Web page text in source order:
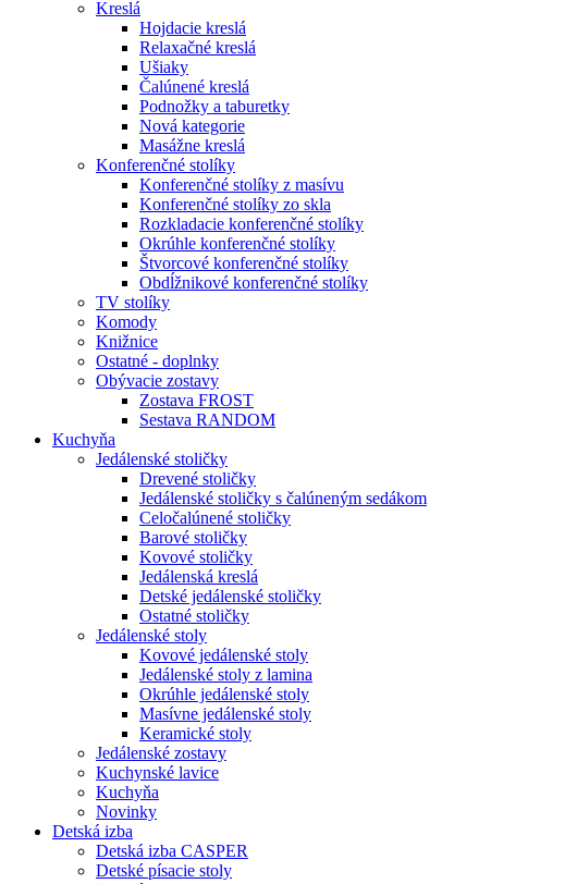
Kreslá
Hojdacie kreslá
Relaxačné kreslá
Ušiaky
Čalúnené kreslá
Podnožky a taburetky
Nová kategorie
Masážne kreslá
Konferenčné stolíky
Konferenčné stolíky z masívu
Konferenčné stolíky zo skla
Rozkladacie konferenčné stolíky
Okrúhle konferenčné stolíky
Štvorcové konferenčné stolíky
Obdĺžnikové konferenčné stolíky
TV stolíky
Komody
Knižnice
Ostatné - doplnky
Obývacie zostavy
Zostava FROST
Sestava RANDOM
Kuchyňa
Jedálenské stoličky
Drevené stoličky
Jedálenské stoličky s čalúneným sedákom
Celočalúnené stoličky
Barové stoličky
Kovové stoličky
Jedálenská kreslá
Detské jedálenské stoličky
Ostatné stoličky
Jedálenské stoly
Kovové jedálenské stoly
Jedálenské stoly z lamina
Okrúhle jedálenské stoly
Masívne jedálenské stoly
Keramické stoly
Jedálenské zostavy
Kuchynské lavice
Kuchyňa
Novinky
Detská izba
Detská izba CASPER
Detské písacie stoly